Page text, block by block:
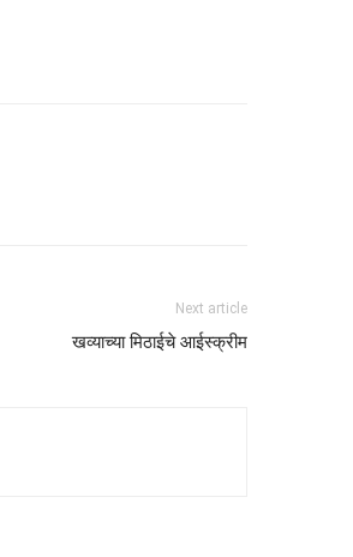
Next article
खव्याच्या मिठाईचे आईस्क्रीम